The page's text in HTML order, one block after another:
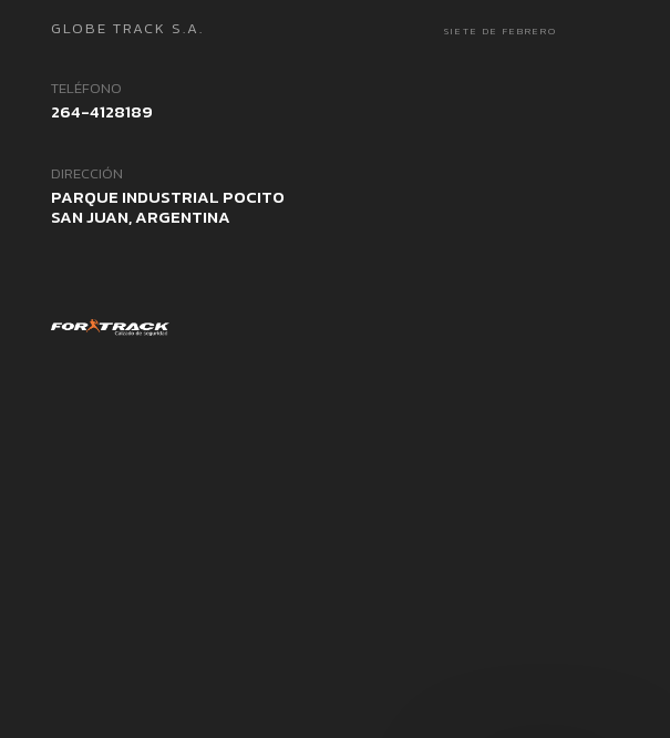
GLOBE TRACK S.A.
TELÉFONO
264-4128189
DIRECCIÓN
PARQUE INDUSTRIAL POCITO
SAN JUAN, ARGENTINA
SIETE DE FEBRERO